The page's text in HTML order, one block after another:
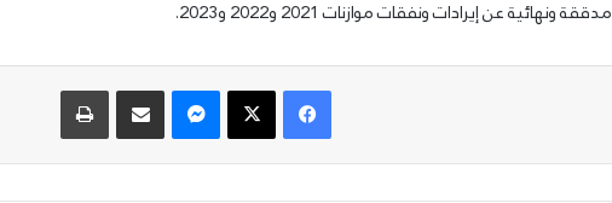
مدققة ونهائية عن إيرادات ونفقات موازنات 2021 و2022 و2023.
فيسبوك‫X ماسنجر مشاركة عبر البريد طباعة